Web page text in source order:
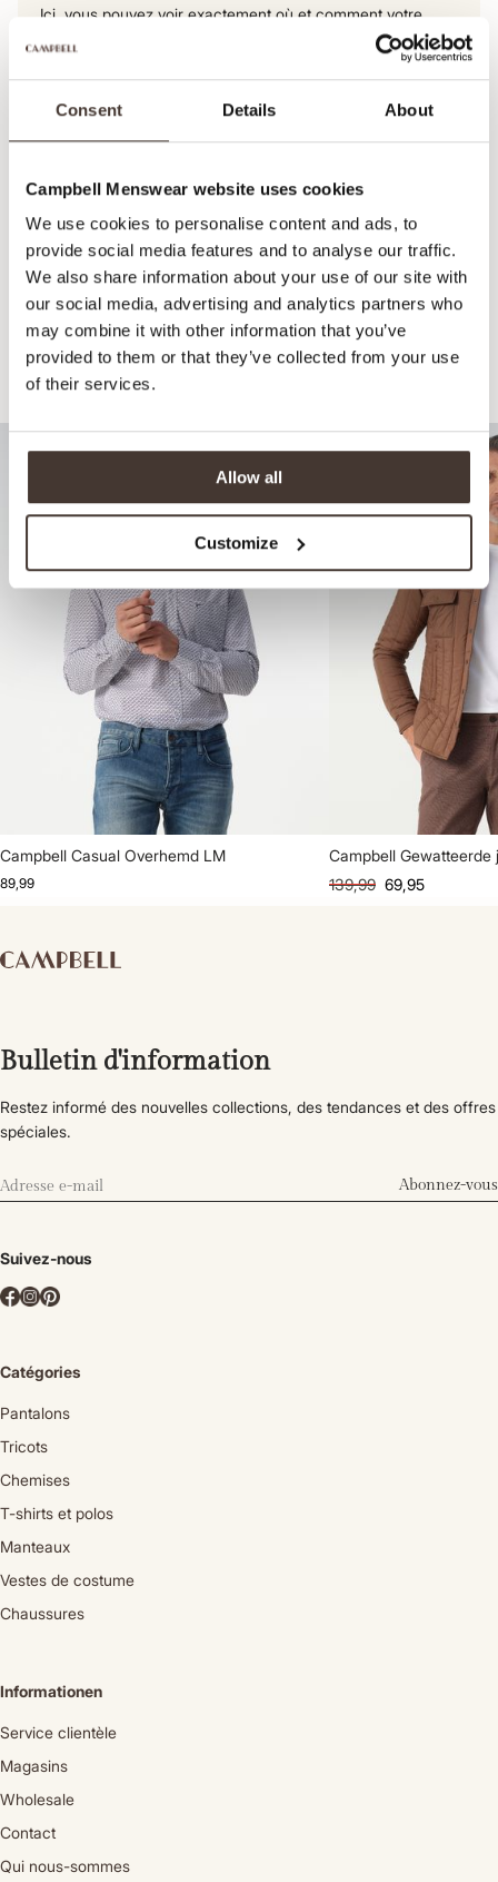
Consent Details About
Campbell Menswear website uses cookies
We use cookies to personalise content and ads, to
provide social media features and to analyse our traffic.
We also share information about your use of our site with
our social media, advertising and analytics partners who
may combine it with other information that you’ve
provided to them or that they’ve collected from your use
of their services.
Allow all
Customize
Ici, vous pouvez voir exactement où et comment votre
vêtement est fabriqué. De la matière première à la livraison
produit équitable et de haute qualité.
Recommandé pour votre look
Campbell Casual Overhemd LM
89,99
Campbell Gewatteerde
139,99 69,95
Bulletin d'information
Restez informé des nouvelles collections, des tendances et des offres
spéciales.
Abonnez-vous
Suivez-nous
Catégories
Pantalons
Tricots
Chemises
T-shirts et polos
Manteaux
Vestes de costume
Chaussures
Informationen
Service clientèle
Magasins
Wholesale
Contact
Qui nous-sommes